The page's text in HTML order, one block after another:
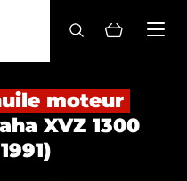
moteur
XVZ 1300